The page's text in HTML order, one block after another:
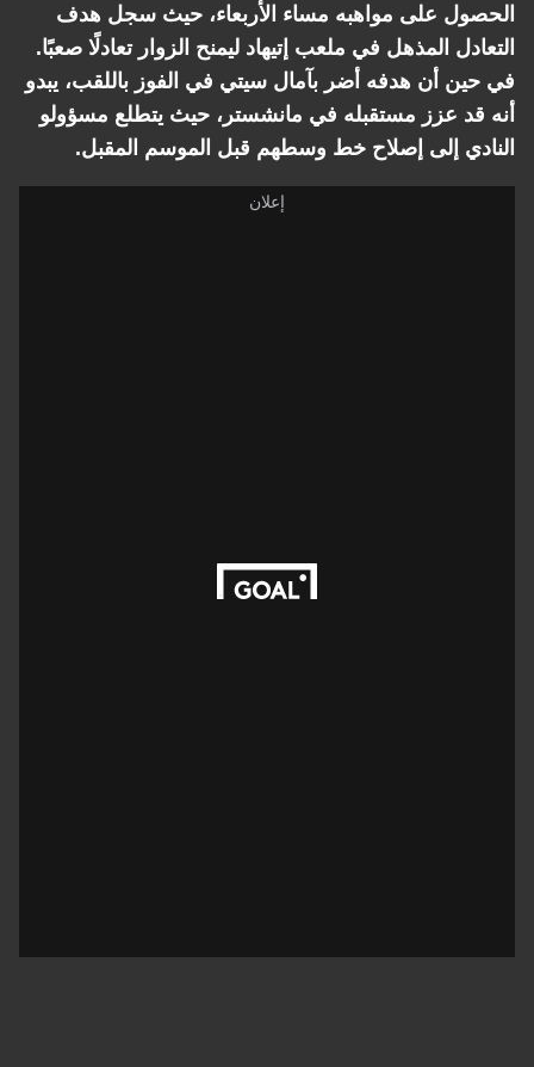
الحصول على مواهبه مساء الأربعاء، حيث سجل هدف
التعادل المذهل في ملعب إتيهاد ليمنح الزوار تعادلًا صعبًا.
في حين أن هدفه أضر بآمال سيتي في الفوز باللقب، يبدو
أنه قد عزز مستقبله في مانشستر، حيث يتطلع مسؤولو
النادي إلى إصلاح خط وسطهم قبل الموسم المقبل.